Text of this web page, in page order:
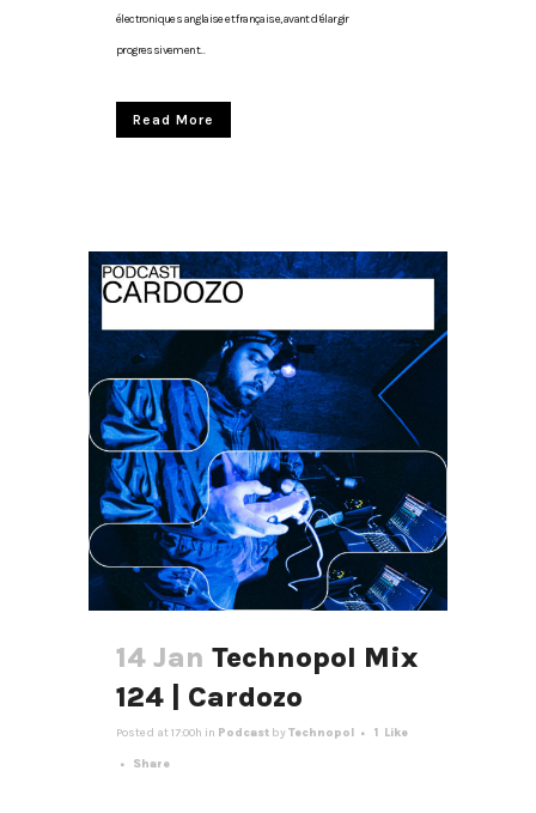
électroniques anglaise et française, avant d’élargir
progressivement...
Read More
14 Jan Technopol Mix
124 | Cardozo
Posted at 17:00h in Podcast byTechnopol 1 Like
Share